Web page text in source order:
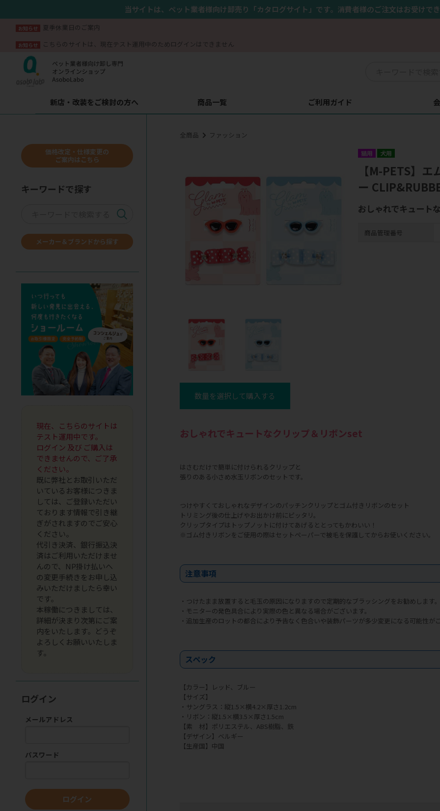
当サイトは、ペット業者様向け卸売り「カタログサイト」です。消費者様のご注文はお受けで
お知らせ 夏季休業日のご案内
お知らせ こちらのサイトは、現在テスト運用中のためログインはできません
新店・改装をご検討の方へ 商品一覧 ご利用ガイド
全商品 ファッション
猫用 犬用
【M-PETS】
ー
おしゃれでキュート
商品管理番号
数量を選択して購入する
おしゃれでキュートなクリップ＆リボンset
はさむだけで簡単に付けられるクリップと
張りのある小さめ水玉リボンのセットです。
つけやすくておしゃれなデザインのパッチンクリップとゴム付きリボンのセット
トリミング後の仕上げやお出かけ前にピッタリ。
クリップタイプはトップノットに付けてあげるととってもかわいい！
※ゴム付きリボンをご使用の際はセットペーパーで被毛を保護してからお使いください。
注意事項
・つけたまま放置すると毛玉の原因になりますので定期的なブラッシングをお勧めします。
・モニターの発色具合により実際の色と異なる場合がございます。
・追加生産のロットの都合により予告なく色合いや装飾パーツが多少変更になる可能性がご
スペック
【カラー】レッド、ブルー
【サイズ】
・サングラス：縦1.5×横4.2×厚さ1.2cm
・リボン：縦1.5×横3.5×厚さ1.5cm
【素 材】ポリエステル、ABS樹脂、鉄
【デザイン】ベルギー
【生産国】中国
価格改定・仕様変更の
ご案内はこちら
キーワードで探す
メーカー＆ブランドから探す
現在、こちらのサイトは
テスト運用中です。
ログイン 及び ご購入は
できませんので、ご了承
ください。
既に弊社とお取引いただ
いているお客様につきま
しては、ご登録いただい
ております情報で引き継
ぎがされますのでご安心
ください。
代引き決済、銀行振込決
済はご利用いただけませ
んので、NP掛け払いへ
の変更手続きをお申し込
みいただけましたら幸い
です。
本稼働につきましては、
詳細が決まり次第にご案
内をいたします。どうぞ
よろしくお願いいたしま
す。
ログイン
メールアドレス
パスワード
ログイン